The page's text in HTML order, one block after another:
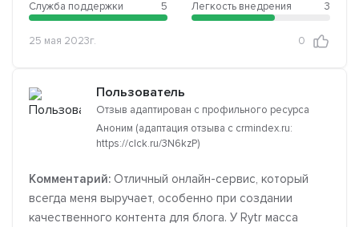
Служба поддержки 5 Легкость внедрения 3
25 мая 2023г. 0
Пользователь
Отзыв адаптирован с профильного ресурса
Аноним (адаптация отзыва с crmindex.ru:
https://clck.ru/3N6kzP)
Комментарий: Отличный онлайн-сервис, который
всегда меня выручает, особенно при создании
качественного контента для блога. У Rytr масса